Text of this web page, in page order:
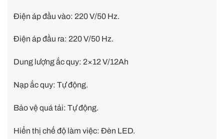
Điện áp đầu vào: 220 V/50 Hz.
Điện áp đầu ra: 220 V/50 Hz.
Dung lượng ắc quy: 2×12 V/12Ah
Nạp ắc quy: Tự động.
Bảo vệ quá tải: Tự động.
Hiển thị chế độ làm việc: Đèn LED.